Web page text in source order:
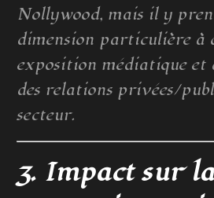
Nollywood, mais il y
dimension particulière à
exposition médiatique et
des relations privées/
secteur.
3. Impact sur la